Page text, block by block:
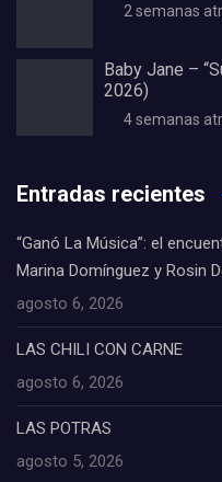
2 semanas
Baby Jane –
2026)
4 semanas
Entradas recientes
“Ganó La Música”: el
Marina Domínguez y Rosin
agosto 6, 2026
LAS CHILI CON CARNE
agosto 6, 2026
LAS POTRAS
agosto 5, 2026